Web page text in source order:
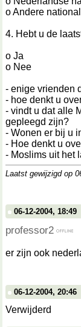
o Andere
4. Hebt u de
o Ja
o Nee
- enige vrienden
- hoe denkt u
- vindt u dat alle
gepleegd zijn?
- Wonen er bij u
- Hoe denkt u
- Moslims uit het
Laatst gewijzigd op
06-12-2004, 18:49
professor2
er zijn ook
06-12-2004, 20:46
Verwijderd